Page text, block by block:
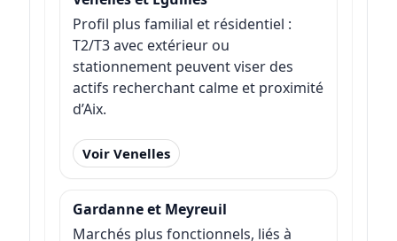
Profil plus familial et résidentiel :
T2/T3 avec extérieur ou
stationnement peuvent viser des
actifs recherchant calme et proximité
d’Aix.
Voir Venelles
Gardanne et Meyreuil
Marchés plus fonctionnels, liés à